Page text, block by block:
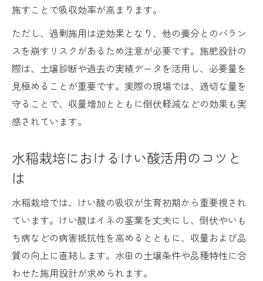
施すことで吸収効率が高まります。
ただし、過剰施用は逆効果となり、他の養分とのバラン
スを崩すリスクがあるため注意が必要です。施肥設計の
際は、土壌診断や過去の実績データを活用し、必要量を
見極めることが重要です。実際の現場では、適切な量を
守ることで、収量増加とともに倒伏軽減などの効果も実
感されています。
水稲栽培におけるけい酸活用のコツと
は
水稲栽培では、けい酸の吸収が生育初期から重要視され
ています。けい酸はイネの茎葉を丈夫にし、倒伏やいも
ち病などの病害抵抗性を高めるとともに、収量および品
質の向上に直結します。水田の土壌条件や品種特性に合
わせた施用設計が求められます。